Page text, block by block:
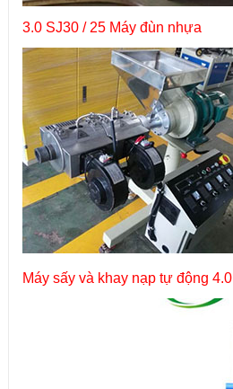
3.0 SJ30 / 25 Máy đùn nhựa
Máy sấy và khay nạp tự động 4.0